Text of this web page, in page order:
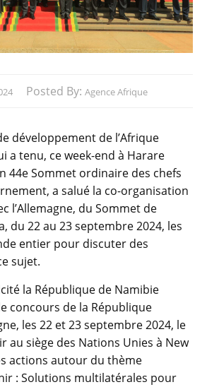
Posted By: Agence Afrique
développement de l’Afrique
a tenu, ce week-end à Harare
44e Sommet ordinaire des chefs
a salué la co-organisation
l’Allemagne, du Sommet de
du 22 au 23 septembre 2024, les
entier pour discuter des
sujet.
la République de Namibie
concours de la République
les 22 et 23 septembre 2024, le
au siège des Nations Unies à New
actions autour du thème
: Solutions multilatérales pour